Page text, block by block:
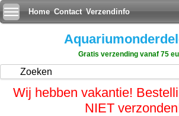
Home Contact Verzendinfo
Gratis verzending vanaf 75
Wij hebben vakantie!
NIET